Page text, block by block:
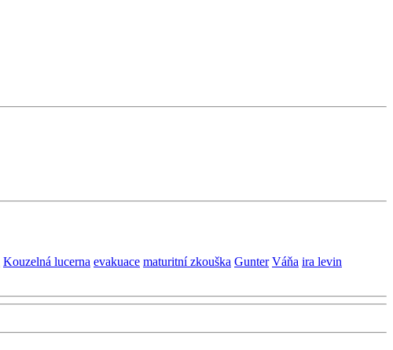
Kouzelná lucerna evakuace maturitní zkouška Gunter Váňa ira levin